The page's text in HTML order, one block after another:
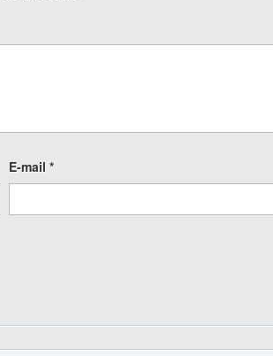
E-mail *